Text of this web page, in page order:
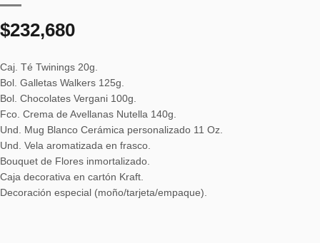
$232,680
Caj. Té Twinings 20g.
Bol. Galletas Walkers 125g.
Bol. Chocolates Vergani 100g.
Fco. Crema de Avellanas Nutella 140g.
Und. Mug Blanco Cerámica personalizado 11 Oz.
Und. Vela aromatizada en frasco.
Bouquet de Flores inmortalizado.
Caja decorativa en cartón Kraft.
Decoración especial (moño/tarjeta/empaque).